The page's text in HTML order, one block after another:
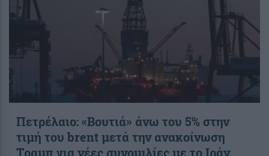
Πετρέλαιο: «Βουτιά» άνω του 5% στην
τιμή του brent μετά την ανακοίνωση
Τραμπ για νέες συνομιλίες με το Ιράν